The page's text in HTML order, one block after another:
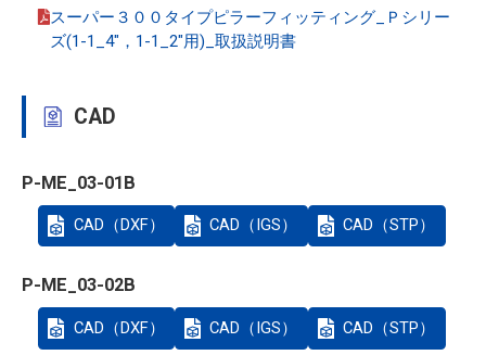
スーパー３００タイプピラーフィッティング_Ｐシリー
ズ(1-1_4"，1-1_2"用)_取扱説明書
CAD
P-ME_03-01B
CAD（DXF） CAD（IGS） CAD（STP）
P-ME_03-02B
CAD（DXF） CAD（IGS） CAD（STP）